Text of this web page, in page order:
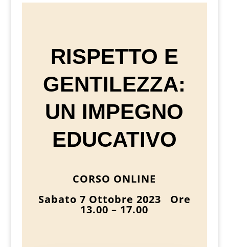
RISPETTO E
GENTILEZZA:
UN IMPEGNO
EDUCATIVO
CORSO ONLINE
Sabato 7 Ottobre 2023 Ore
13.00 – 17.00